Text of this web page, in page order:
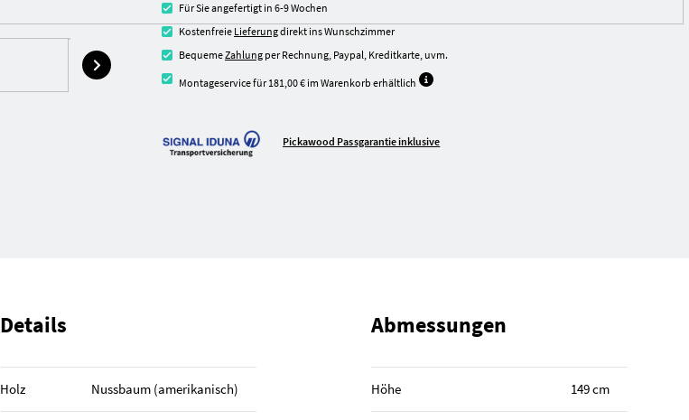
Für Sie angefertigt in 6-9 Wochen
Kostenfreie Lieferungdirekt ins Wunschzimmer
BequemeZahlung per Rechnung, Paypal, Kreditkarte, uvm.
Montageservice für 181,00 € im Warenkorb erhältlich
Pickawood Passgarantie inklusive
Details
Holz Nussbaum (amerika­nisch)
Abmessungen
Höhe 149 cm